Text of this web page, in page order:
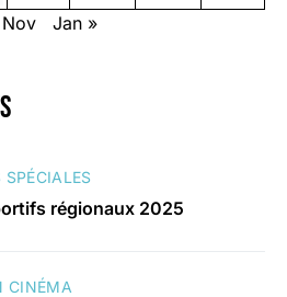
Jan »
régionaux 2025
CINÉMA